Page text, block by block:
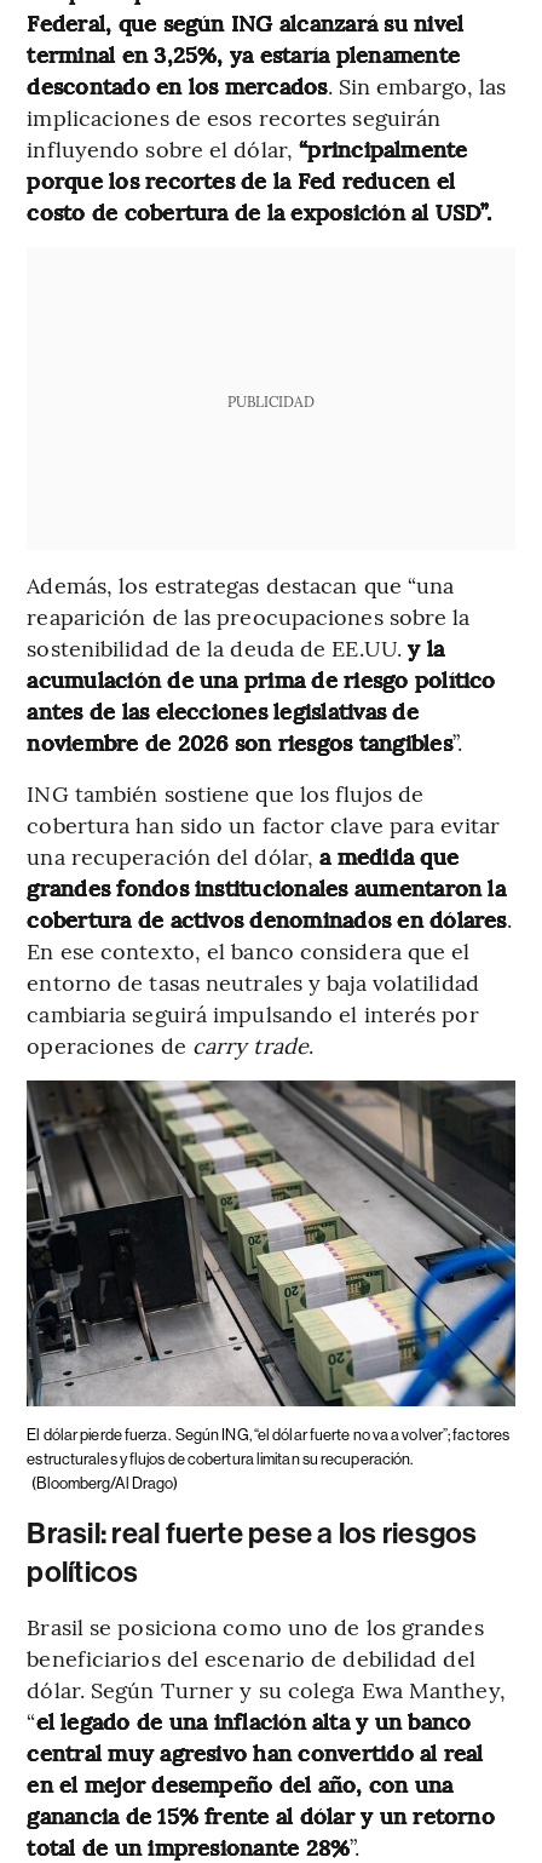
Federal, que según ING alcanzará su nivel
terminal en 3,25%, ya estaría plenamente
descontado en los mercados. Sin embargo, las
implicaciones de esos recortes seguirán
influyendo sobre el dólar,“principalmente
porque los recortes de la Fed reducen el
costo de cobertura de la exposición al USD”.
PUBLICIDAD
Además, los estrategas destacan que “una
reaparición de las preocupaciones sobre la
sostenibilidad de la deuda de EE.UU.y la
acumulación de una prima de riesgo político
antes de las elecciones legislativas de
noviembre de 2026 son riesgos tangibles”.
ING también sostiene que los flujos de
cobertura han sido un factor clave para evitar
una recuperación del dólar,a medida que
grandes fondos institucionales aumentaron la
cobertura de activos denominados en dólares.
En ese contexto, el banco considera que el
entorno de tasas neutrales y baja volatilidad
cambiaria seguirá impulsando el interés por
operaciones de carry trade.
El dólar pierde fuerza. Según ING, “el dólar fuerte no va a volver”; factores
estructurales y flujos de cobertura limitan su recuperación.
(Bloomberg/Al Drago)
Brasil: real fuerte pese a los riesgos
políticos
Brasil se posiciona como uno de los grandes
beneficiarios del escenario de debilidad del
dólar. Según Turner y su colega Ewa Manthey,
“el legado de una inflación alta y un banco
central muy agresivo han convertido al real
en el mejor desempeño del año, con una
ganancia de 15% frente al dólar y un retorno
total de un impresionante 28%”.